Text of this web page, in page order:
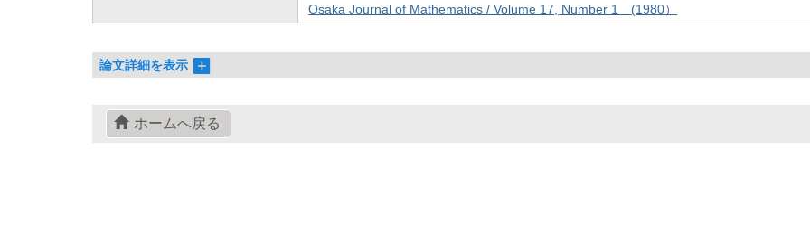
Osaka Journal of Mathematics / Volume 17, Number 1 (1980）
論文詳細を表示
ホームへ戻る